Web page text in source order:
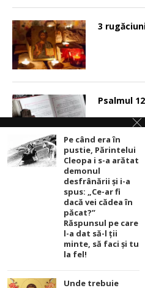
3
Psalmul
Sunt 2
pentru fiu
Contact
Pe când era în
pustie, Părintelui
Cleopa i s-a arătat
demonul
desfrânării şi i-a
spus: „Ce-ar fi
dacă vei cădea în
păcat?”
Răspunsul pe care
l-a dat să-l ții
minte, să faci și tu
la fel!
Unde trebuie